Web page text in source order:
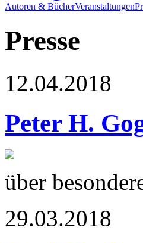
Autoren & BücherVeranstaltungen
Presse
12.04.2018
Peter H.
über
29.03.2018